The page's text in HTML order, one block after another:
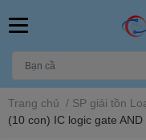
Trang chủ / SP giải tồn
(10 con) IC logic gate